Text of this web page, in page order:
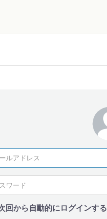
回から自動的にログインする